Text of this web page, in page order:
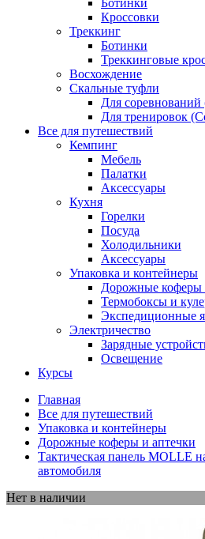
Ботинки
Кроссовки
Треккинг
Ботинки
Треккинговые
Восхождение
Скальные туфли
Для соревнований
Для тренировок
Все для путешествий
Кемпинг
Мебель
Палатки
Аксессуары
Кухня
Горелки
Посуда
Холодильники
Аксессуары
Упаковка и контейнеры
Дорожные коферы
Термобоксы и
Экспедиционные
Электричество
Зарядные
Освещение
Курсы
Главная
Все для путешествий
Упаковка и контейнеры
Дорожные коферы и аптечки
Тактическая панель MOLLE
автомобиля
Нет в наличии